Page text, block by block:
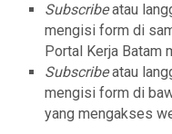
Subscribeatau
mengisi form di
Portal Kerja Batam
Subscribeatau
mengisi form di
yang mengakses